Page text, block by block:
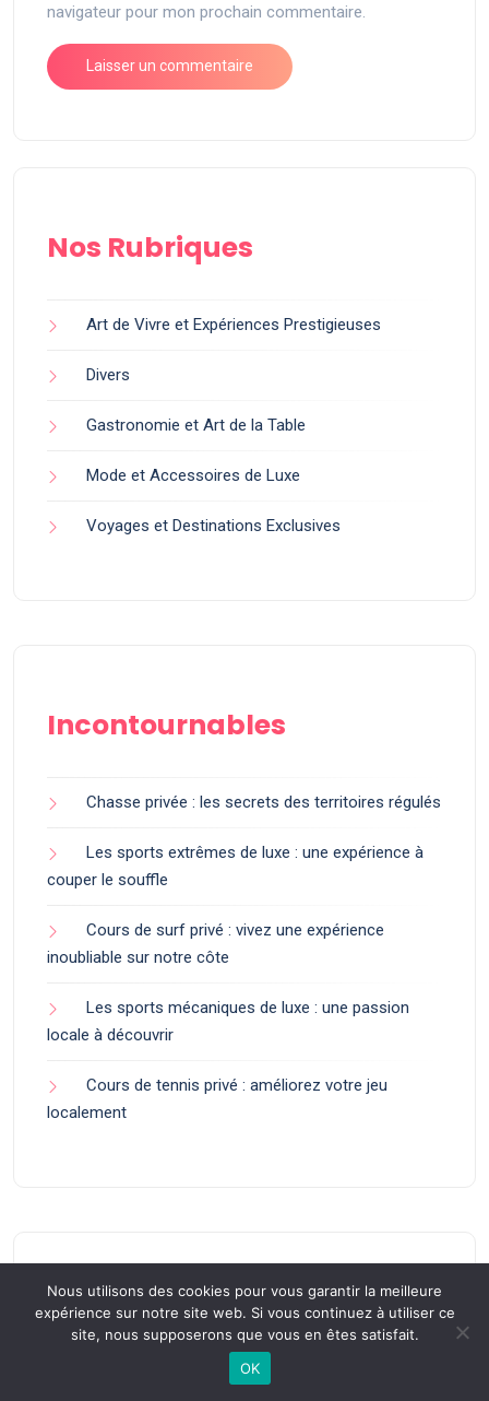
navigateur pour mon prochain commentaire.
Nos Rubriques
Art de Vivre et Expériences Prestigieuses
Divers
Gastronomie et Art de la Table
Mode et Accessoires de Luxe
Voyages et Destinations Exclusives
Incontournables
Chasse privée : les secrets des territoires régulés
Les sports extrêmes de luxe : une expérience à
couper le souffle
Cours de surf privé : vivez une expérience
inoubliable sur notre côte
Les sports mécaniques de luxe : une passion
locale à découvrir
Cours de tennis privé : améliorez votre jeu
localement
Divers
Nous utilisons des cookies pour vous garantir la meilleure
expérience sur notre site web. Si vous continuez à utiliser ce
site, nous supposerons que vous en êtes satisfait.
OK